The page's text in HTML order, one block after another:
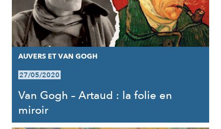
AUVERS ET VAN GOGH
27/05/2020
Van Gogh – Artaud : la folie en
miroir